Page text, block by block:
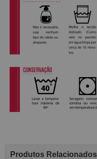
Produtos Relacionados